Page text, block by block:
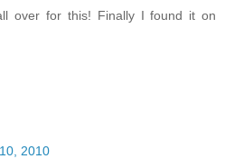
over for this! Finally I found it on
2010